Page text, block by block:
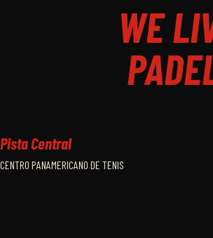
WE
Pista Central
CENTRO PANAMERICANO DE TENIS